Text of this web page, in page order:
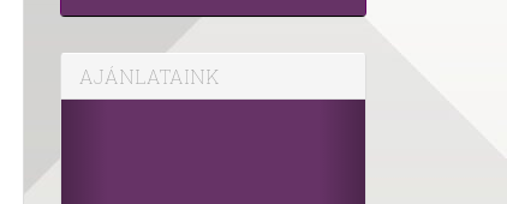
AJÁNLATAINK